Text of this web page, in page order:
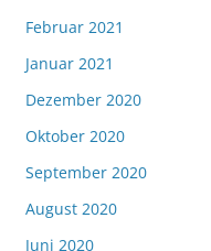
Februar 2021
Januar 2021
Dezember 2020
Oktober 2020
September 2020
August 2020
Juni 2020